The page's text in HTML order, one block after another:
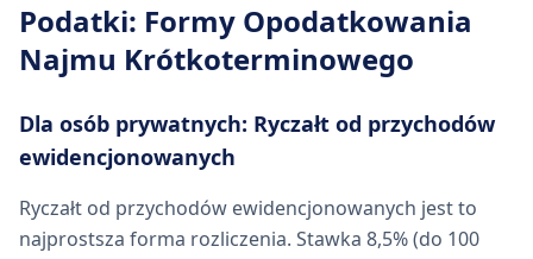
Podatki: Formy Opodatkowania
Najmu Krótkoterminowego
Dla osób prywatnych: Ryczałt od przychodów
ewidencjonowanych
Ryczałt od przychodów ewidencjonowanych jest to
najprostsza forma rozliczenia. Stawka 8,5% (do 100